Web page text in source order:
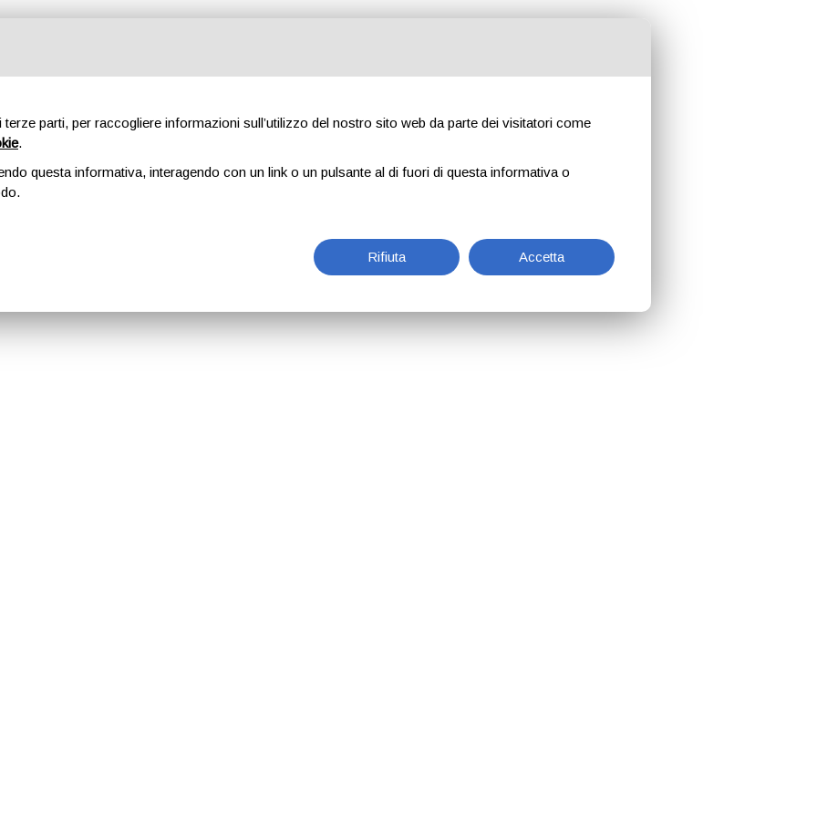
parti, per raccogliere informazioni sull’utilizzo del nostro sito web da parte dei visitatori come
.
questa informativa, interagendo con un link o un pulsante al di fuori di questa informativa o
Rifiuta Accetta